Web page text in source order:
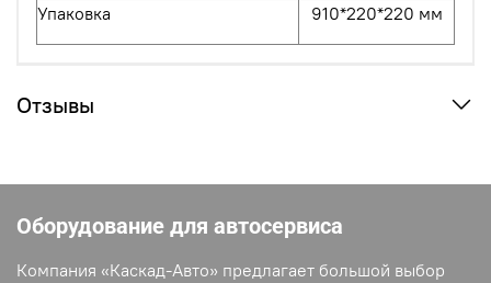
Упаковка 910*220*220 мм
Отзывы
Оборудование для автосервиса
Компания «Каскад-Авто» предлагает большой выбор